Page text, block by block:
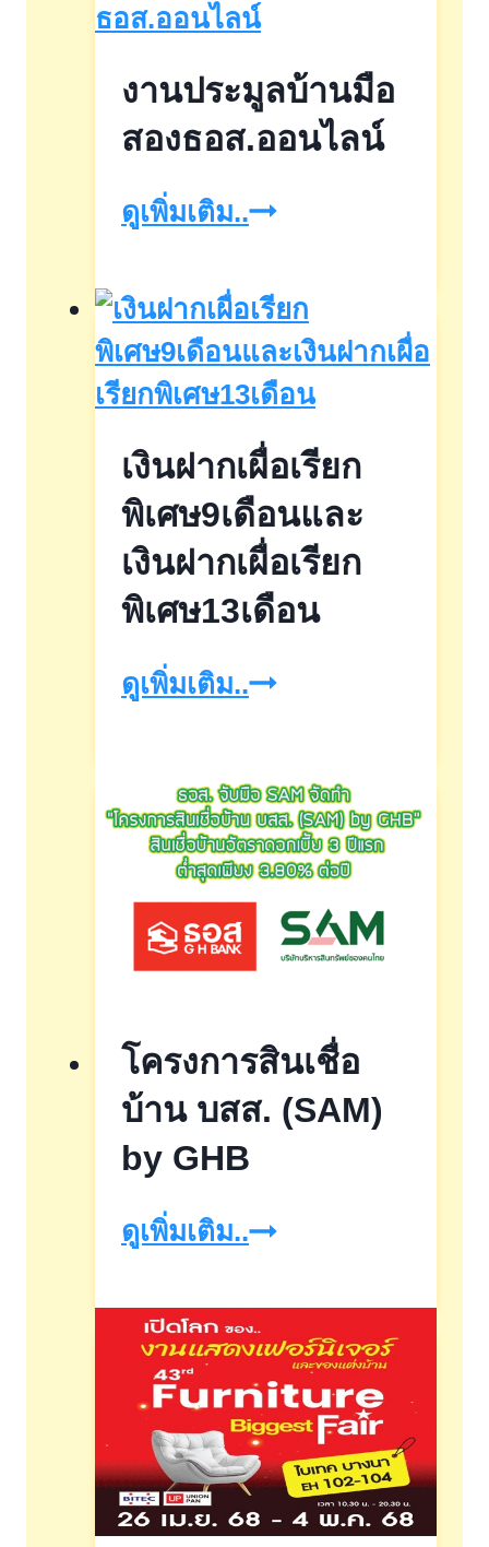
ทำเล
ดี
ราคา
ถึง
50%วัน
เสาร์
ที่
22
เมษายน
นี้
งานประมูลบ้านมือ
สองธอส.ออนไลน์
ดูเพิ่มเติม..งาน
บ้าน
มือ
สอง
เงินฝากเผื่อเรียก
พิเศษ9เดือนและ
เงินฝากเผื่อเรียก
พิเศษ13เดือน
ดูเพิ่มเติม..เงิน
เรียก
พิเศษ9เดือน
และ
เงิน
ฝาก
เรียก
พิเศษ13เดือน
โครงการสินเชื่อ
บ้าน บสส. (SAM)
by GHB
ดูเพิ่มเติม..โครงการ
เชื่อ
บ้าน
บสส.
(SAM)
by
GHB